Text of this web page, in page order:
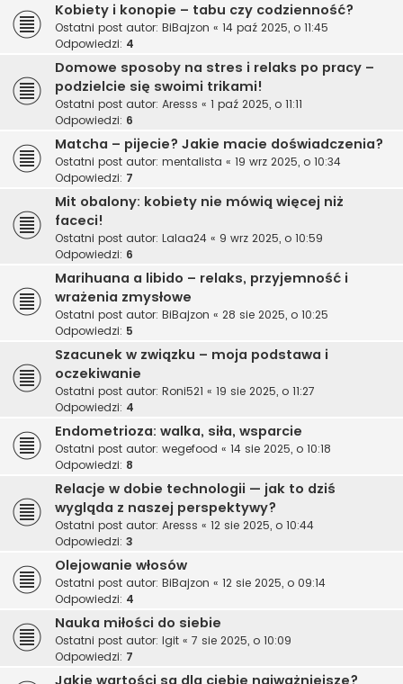
Kobiety i konopie – tabu czy codzienność?
Ostatni post autor: BiBajzon « 14 paź 2025, o 11:45
Odpowiedzi: 4
Domowe sposoby na stres i relaks po pracy –
podzielcie się swoimi trikami!
Ostatni post autor: Aresss « 1 paź 2025, o 11:11
Odpowiedzi: 6
Matcha – pijecie? Jakie macie doświadczenia?
Ostatni post autor: mentalista « 19 wrz 2025, o 10:34
Odpowiedzi: 7
Mit obalony: kobiety nie mówią więcej niż
faceci!
Ostatni post autor: Lalaa24 « 9 wrz 2025, o 10:59
Odpowiedzi: 6
Marihuana a libido – relaks, przyjemność i
wrażenia zmysłowe
Ostatni post autor: BiBajzon « 28 sie 2025, o 10:25
Odpowiedzi: 5
Szacunek w związku – moja podstawa i
oczekiwanie
Ostatni post autor: Roni521 « 19 sie 2025, o 11:27
Odpowiedzi: 4
Endometrioza: walka, siła, wsparcie
Ostatni post autor: wegefood « 14 sie 2025, o 10:18
Odpowiedzi: 8
Relacje w dobie technologii — jak to dziś
wygląda z naszej perspektywy?
Ostatni post autor: Aresss « 12 sie 2025, o 10:44
Odpowiedzi: 3
Olejowanie włosów
Ostatni post autor: BiBajzon « 12 sie 2025, o 09:14
Odpowiedzi: 4
Nauka miłości do siebie
Ostatni post autor: Igit « 7 sie 2025, o 10:09
Odpowiedzi: 7